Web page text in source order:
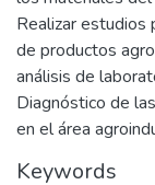
Realizar estudios
de productos
análisis de
Diagnóstico de
en el área
Keywords